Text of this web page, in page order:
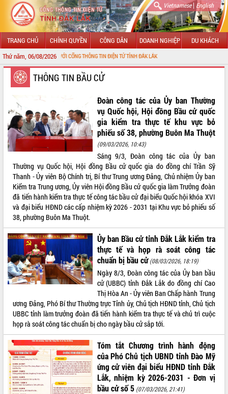
Vietnamese| English
TRANG CHỦ CHÍNH QUYỀN CÔNG DÂN DOANH NGHIỆP DU KHÁCH
Thứ năm, 06/08/2026
ĐẾN VỚI CỔNG THÔNG TIN ĐIỆN TỬ TỈNH ĐẮK LẮK
THÔNG TIN BẦU CỬ
Đoàn công tác của Ủy ban Thường
vụ Quốc hội, Hội đồng Bầu cử quốc
gia kiểm tra thực tế khu vực bỏ
phiếu số 38, phường Buôn Ma Thuột
(09/03/2026, 10:43)
Sáng 9/3, Đoàn công tác của Ủy ban
Thường vụ Quốc hội, Hội đồng Bầu cử quốc gia do đồng chí Trần Sỹ
Thanh - Ủy viên Bộ Chính trị, Bí thư Trung ương Đảng, Chủ nhiệm Ủy ban
Kiểm tra Trung ương, Ủy viên Hội đồng Bầu cử quốc gia làm Trưởng đoàn
đã tiến hành kiểm tra thực tế công tác bầu cử đại biểu Quốc hội khóa XVI
và đại biểu HĐND các cấp nhiệm kỳ 2026 - 2031 tại Khu vực bỏ phiếu số
38, phường Buôn Ma Thuột.
Ủy ban Bầu cử tỉnh Đắk Lắk kiểm tra
thực tế và họp rà soát công tác
chuẩn bị bầu cử (08/03/2026, 18:19)
Ngày 8/3, Đoàn công tác của Ủy ban bầu
cử (UBBC) tỉnh Đắk Lắk do đồng chí Cao
Thị Hòa An - Ủy viên Ban Chấp hành Trung
ương Đảng, Phó Bí thư Thường trực Tỉnh ủy, Chủ tịch HĐND tỉnh, Chủ tịch
UBBC tỉnh làm trưởng đoàn đã tiến hành kiểm tra thực tế và chủ trì cuộc
họp rà soát công tác chuẩn bị cho ngày bầu cử sắp tới.
Tóm tắt Chương trình hành động
của Phó Chủ tịch UBND tỉnh Đào Mỹ
ứng cử viên đại biểu HĐND tỉnh Đắk
Lắk, nhiệm kỳ 2026-2031 - Đơn vị
bầu cử số 5 (07/03/2026, 21:41)